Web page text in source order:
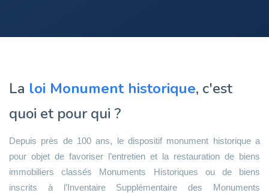
La loi Monument historique, c'est
quoi et pour qui ?
Depuis près de 100 ans, le dispositif monument historique a
pour objet de favoriser l’entretien et la restauration de biens
immobiliers classés Monuments Historiques ou de biens
inscrits à l’Inventaire Supplémentaire des Monuments